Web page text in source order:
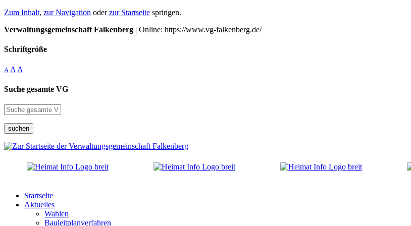
Zum Inhalt, zur Navigation oderzur Startseite springen.
Verwaltungsgemeinschaft Falkenberg | Online: https://www.vg-falkenberg.de/
Schriftgröße
A A A
Suche gesamte VG
suchen
Startseite
Aktuelles
Wahlen
Bauleitplanverfahren